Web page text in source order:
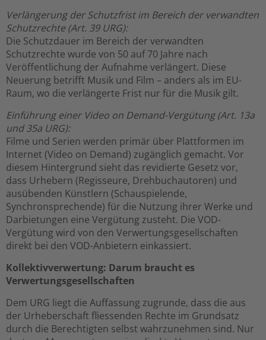
Verlängerung der Schutzfrist im Bereich der verwandten
Schutzrechte (Art. 39 URG):
Die Schutzdauer im Bereich der verwandten
Schutzrechte wurde von 50 auf 70 Jahre nach
Veröffentlichung der Aufnahme verlängert. Diese
Neuerung betrifft Musik und Film – anders als im EU-
Raum, wo die verlängerte Frist nur für die Musik gilt.
Einführung einer Video on Demand-Vergütung (Art. 13a
und 35a URG):
Filme und Serien werden primär über Plattformen im
Internet (Video on Demand) zugänglich gemacht. Vor
diesem Hintergrund sieht das revidierte Gesetz vor,
dass Urhebern (Regisseure, Drehbuchautoren) und
ausübenden Künstlern (Schauspielende,
Synchronsprechende) für die Nutzung ihrer Werke und
Darbietungen eine Vergütung zusteht. Die VOD-
Vergütung wird von den Verwertungsgesellschaften
direkt bei den VOD-Anbietern einkassiert.
Kollektivverwertung: Darum braucht es
Verwertungsgesellschaften
Dem URG liegt die Auffassung zugrunde, dass die aus
der Urheberschaft fliessenden Rechte im Grundsatz
durch die Berechtigten selbst wahrzunehmen sind. Nur